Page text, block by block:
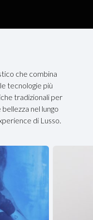
che combina
tecnologie più
tradizionali per
nel lungo
di Lusso.